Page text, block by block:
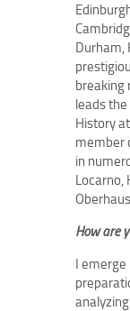
Durham,
breaking
leads
History
member
in
Locarno,
How are
I emerge